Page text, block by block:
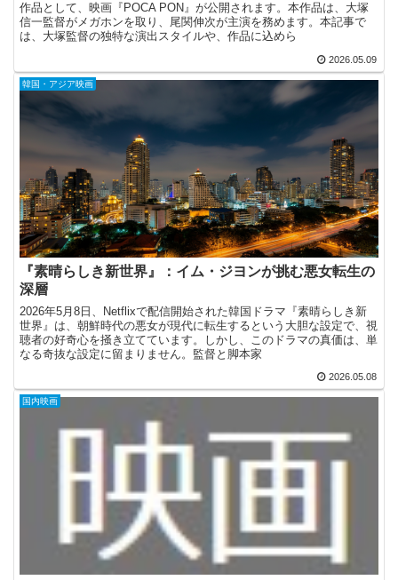
作品として、映画『POCA PON』が公開されます。本作品は、大塚
信一監督がメガホンを取り、尾関伸次が主演を務めます。本記事で
は、大塚監督の独特な演出スタイルや、作品に込めら
2026.05.09
韓国・アジア映画
『素晴らしき新世界』：イム・ジヨンが挑む悪女転生の
深層
2026年5月8日、Netflixで配信開始された韓国ドラマ『素晴らしき新
世界』は、朝鮮時代の悪女が現代に転生するという大胆な設定で、視
聴者の好奇心を掻き立てています。しかし、このドラマの真価は、単
なる奇抜な設定に留まりません。監督と脚本家
2026.05.08
国内映画